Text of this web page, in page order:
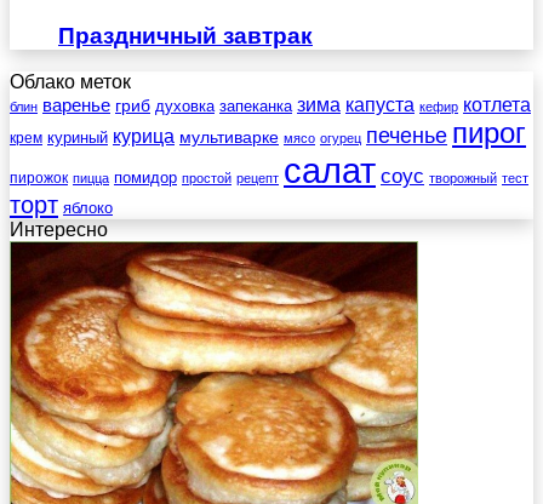
Праздничный завтрак
Облако меток
блин варенье гриб духовка запеканка зима капуста кефир котлета
крем куриный курица мультиварке мясо огурец печенье пирог
пирожок пицца помидор простой рецепт салат соус творожный тест
торт яблоко
Интересно